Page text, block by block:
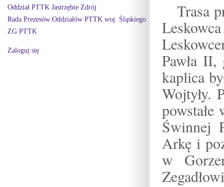
Trasa
Pawła
kaplica
Wojtyły.
Świnnej
Arkę i
w
Oddział PTTK Jastrzębie Zdrój
Rada Prezesów Oddziałów PTTK woj. Śląskiego
ZG PTTK
Zaloguj się